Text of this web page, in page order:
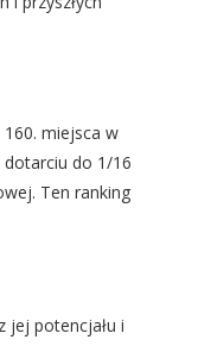
miejsca w
dotarciu do 1/16
Ten ranking
jej potencjału i